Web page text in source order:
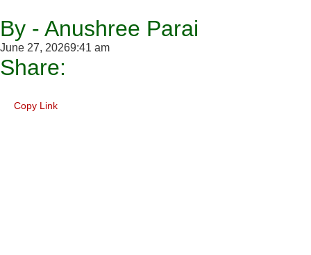
By - Anushree Parai
June 27, 20269:41 am
Share:
Copy Link